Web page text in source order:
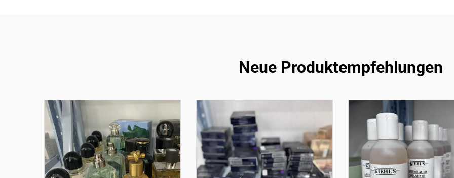
Neue Produktempfehlungen